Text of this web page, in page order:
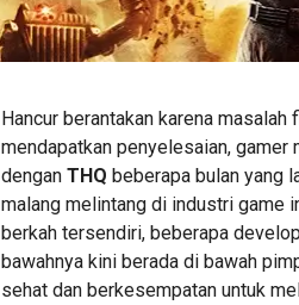
Hancur berantakan karena masalah
mendapatkan penyelesaian, gamer
dengan THQ beberapa bulan yang
malang melintang di industri game
berkah tersendiri, beberapa
bawahnya kini berada di bawah
sehat dan berkesempatan untuk